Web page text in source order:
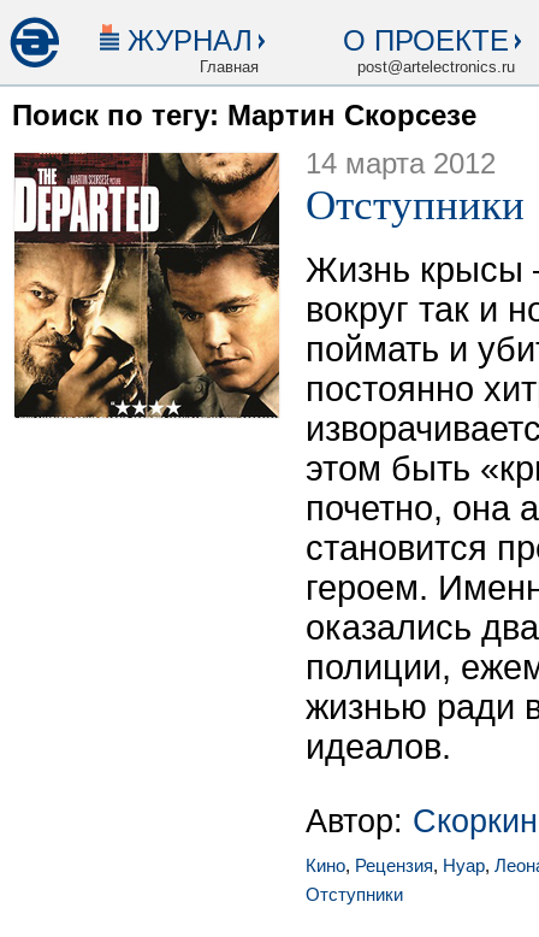
ЖУРНАЛ
Главная
О ПРОЕКТЕ
post@artelectronics.ru
Поиск по тегу: Мартин Скорсезе
14 марта 2012
Отступники
Жизнь крысы
вокруг так и
поймать и
постоянно
этом быть
почетно, она
становится
героем.
оказались
полиции,
жизнью ради
идеалов.
Автор:
Кино, Рецензия, Нуар,
Отступники